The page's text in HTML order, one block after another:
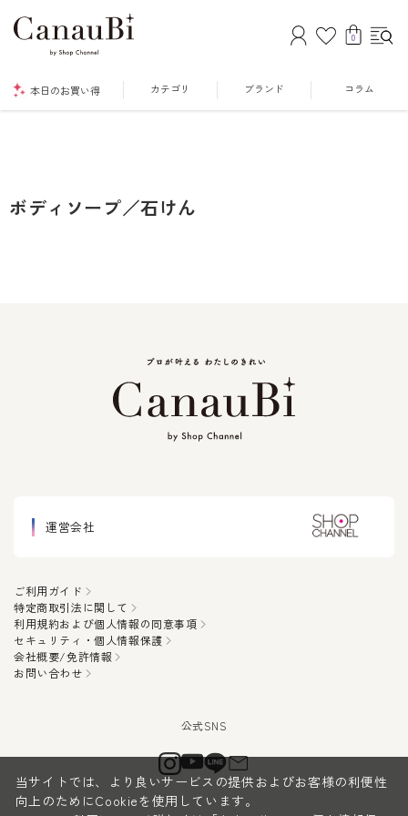
0
本日のお買い得 カテゴリ ブランド コラム
ボディソープ／石けん
運営会社
ご利用ガイド
特定商取引法に関して
利用規約および個人情報の同意事項
セキュリティ・個人情報保護
会社概要/免許情報
お問い合わせ
当サイトでは、より良いサービスの提供およびお客様の利便性
向上のためにCookieを使用しています。